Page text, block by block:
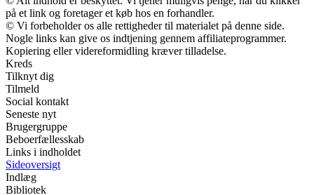
på et link og foretager et køb hos en forhandler.
© Vi forbeholder os alle rettigheder til materialet på denne side.
Nogle links kan give os indtjening gennem affiliateprogrammer.
Kopiering eller videreformidling kræver tilladelse.
Kreds
Tilknyt dig
Tilmeld
Social kontakt
Seneste nyt
Brugergruppe
Beboerfællesskab
Links i indholdet
Sideoversigt
Indlæg
Bibliotek